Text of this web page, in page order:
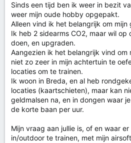
t
e
r
Sinds een tijd ben ik weer in bezit
weer mijn oude hobby opgepakt.
Alleen vind ik het belangrijk om mijn
Ik heb 2 sidearms CO2, maar wil op
doen, en upgraden.
Aangezien ik het belangrijk vind om
niet zo zeer in mijn achtertuin te
locaties om te trainen.
Ik woon in Breda, en al heb
locaties (kaartschieten), maar kan
geldmalsen na, en in dongen waar
de korte baan per uur.
Mijn vraag aan jullie is, of en waar
in/outdoor te trainen, met mijn